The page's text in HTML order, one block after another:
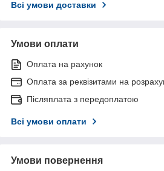
Всі умови доставки
Умови оплати
Оплата на рахунок
Оплата за реквізитами на
Післяплата з передоплатою
Всі умови оплати
Умови повернення